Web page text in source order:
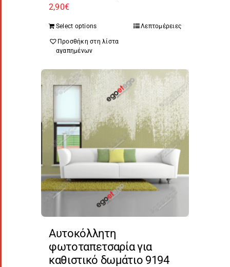
2,90€
Select options Λεπτομέρειες
Προσθήκη στη λίστα
αγαπημένων
Αυτοκόλλητη
φωτοταπετσαρία για
καθιστικό δωμάτιο 9194